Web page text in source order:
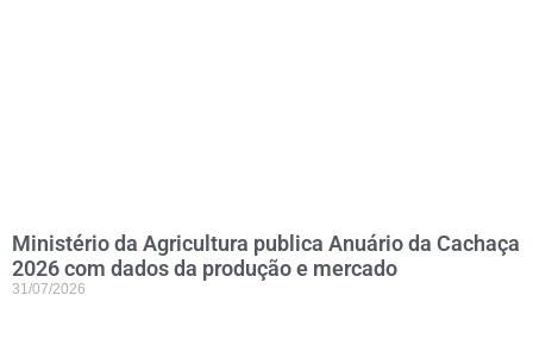
Ministério da Agricultura publica Anuário da Cachaça
2026 com dados da produção e mercado
31/07/2026